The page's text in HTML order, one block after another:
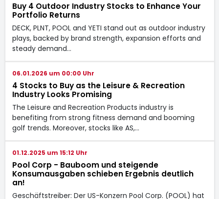
Buy 4 Outdoor Industry Stocks to Enhance Your
Portfolio Returns
DECK, PLNT, POOL and YETI stand out as outdoor industry
plays, backed by brand strength, expansion efforts and
steady demand…
06.01.2026 um 00:00 Uhr
4 Stocks to Buy as the Leisure & Recreation
Industry Looks Promising
The Leisure and Recreation Products industry is
benefiting from strong fitness demand and booming
golf trends. Moreover, stocks like AS,…
01.12.2025 um 15:12 Uhr
Pool Corp - Bauboom und steigende
Konsumausgaben schieben Ergebnis deutlich
an!
Geschäftstreiber: Der US-Konzern Pool Corp. (POOL) hat